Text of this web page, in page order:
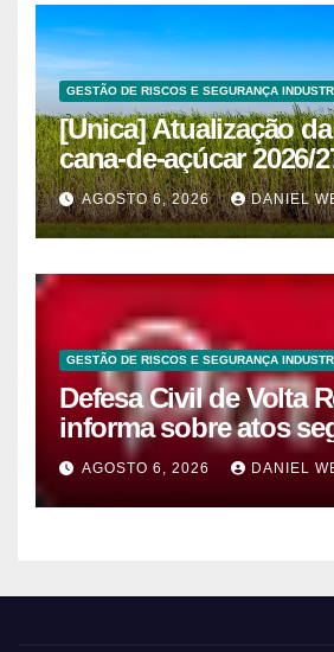
GESTÃO DE RISCOS E SEGURANÇA
[Unica] Atualização
cana-de-açúcar 2026/
quinzenas de junho
AGOSTO 6, 2026 DANIEL
GESTÃO DE RISCOS E SEGURANÇA
Defesa Civil de Volta
informa sobre atos
conta de efeitos
AGOSTO 6, 2026 DANIEL